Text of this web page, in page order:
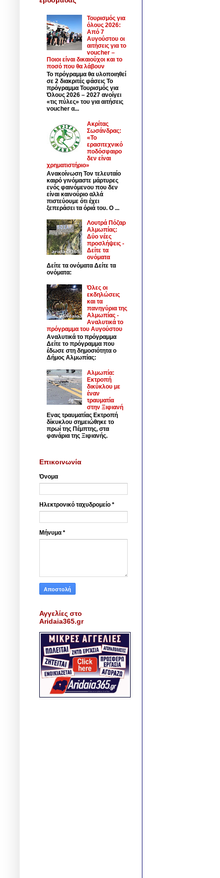
Τουρισμός για
όλους 2026:
Από 7
Αυγούστου οι
αιτήσεις για το
voucher –
Ποιοι είναι δικαιούχοι και το
ποσό που θα λάβουν
Το πρόγραμμα θα υλοποιηθεί
σε 2 διακριτές φάσεις Το
πρόγραμμα Τουρισμός για
Όλους 2026 – 2027 ανοίγει
«τις πύλες» του για αιτήσεις
voucher α...
Ακρίτας
Σωσάνδρας:
«Το
ερασιτεχνικό
ποδόσφαιρο
δεν είναι
χρηματιστήριο»
Ανακοίνωση Τον τελευταίο
καιρό γινόμαστε μάρτυρες
ενός φαινόμενου που δεν
είναι καινούριο αλλά
πιστεύουμε ότι έχει
ξεπεράσει τα όριά του. Ο ...
Λουτρά Πόζαρ
Αλμωπίας:
Δύο νέες
προσλήψεις -
Δείτε τα
ονόματα
Δείτε τα ονόματα Δείτε τα
ονόματα:
Όλες οι
εκδηλώσεις
και τα
πανηγύρια της
Αλμωπίας -
Αναλυτικά το
πρόγραμμα του Αυγούστου
Αναλυτικά το πρόγραμμα
Δείτε το πρόγραμμα που
έδωσε στη δημοσιότητα ο
Δήμος Αλμωπίας:
Αλμωπία:
Εκτροπή
δικύκλου με
έναν
τραυματία
στην Ξιφιανή
Ενας τραυματίας Εκτροπή
δίκυκλου σημειώθηκε το
πρωί της Πέμπτης, στα
φανάρια της Ξιφιανής.
Επικοινωνία
Όνομα
Ηλεκτρονικό ταχυδρομείο *
Μήνυμα *
Αγγελίες στο
Aridaia365.gr